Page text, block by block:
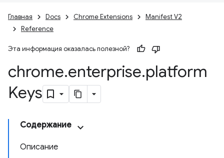
Главная Docs Chrome Extensions
Manifest V2
Reference
Эта информация оказалась полезной?
chrome.enterprise.platform
Keys
Содержание
Описание